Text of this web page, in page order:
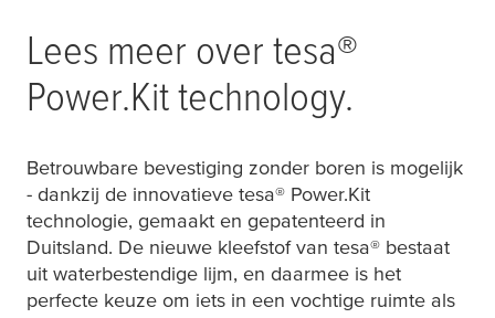
Lees meer over tesa®
Power.Kit technology.
Betrouwbare bevestiging zonder boren is mogelijk
- dankzij de innovatieve tesa® Power.Kit
technologie, gemaakt en gepatenteerd in
Duitsland. De nieuwe kleefstof van tesa® bestaat
uit waterbestendige lijm, en daarmee is het
perfecte keuze om iets in een vochtige ruimte als